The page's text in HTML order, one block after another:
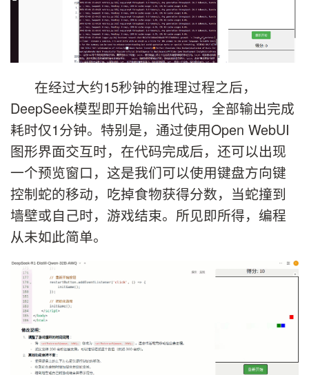
在经过大约15秒钟的推理过程之后，
DeepSeek模型即开始输出代码，全部输出完成
耗时仅1分钟。特别是，通过使用Open WebUI
图形界面交互时，在代码完成后，还可以出现
一个预览窗口，这是我们可以使用键盘方向键
控制蛇的移动，吃掉食物获得分数，当蛇撞到
墙壁或自己时，游戏结束。所见即所得，编程
从未如此简单。